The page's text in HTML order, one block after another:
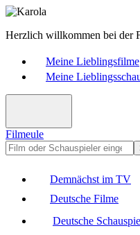
Herzlich willkommen bei der
Meine Lieblingsfilme
Meine
Filmeule
Demnächst im TV
Deutsche Filme
Deutsche